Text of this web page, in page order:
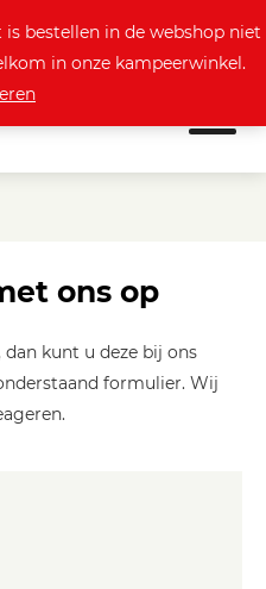
ons op
kunt u deze bij ons
formulier. Wij
bestellen in de webshop niet
in onze kampeerwinkel.